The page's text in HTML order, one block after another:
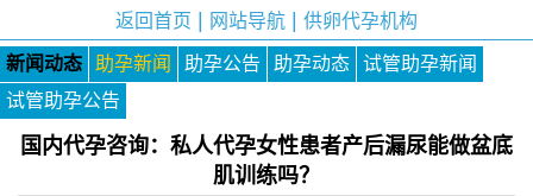
返回首页 网站导航 供卵代孕机构
新闻动态 助孕新闻 助孕公告 助孕动态
试管助孕新闻
试管助孕公告
国内代孕咨询：私人代孕女性患者产后漏尿能做盆底
肌训练吗？